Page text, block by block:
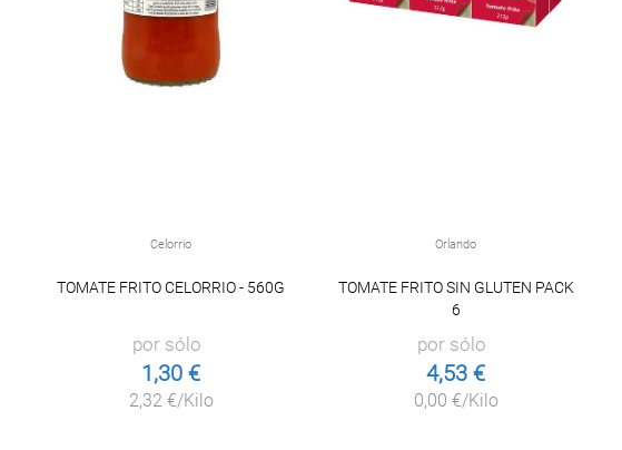
Celorrio
TOMATE FRITO CELORRIO - 560G
por sólo
1,30 €
2,32 €/Kilo
Orlando
TOMATE FRITO SIN GLUTEN PACK
6
por sólo
4,53 €
0,00 €/Kilo